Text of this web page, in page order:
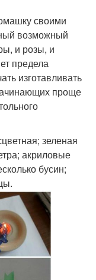
своими
возможный
и розы, и
предела
изготавливать
проще
зеленая
акриловые
бусин;